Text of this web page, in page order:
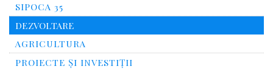
SIPOCA 35
DEZVOLTARE
AGRICULTURA
PROIECTE ȘI INVESTIȚII